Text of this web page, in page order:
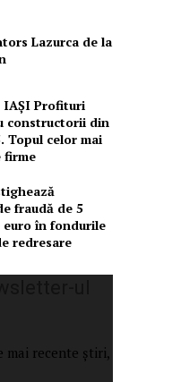
Lazurca de la
IAȘI Profituri
constructorii din
Topul celor mai
firme
fraudă de 5
euro în fondurile
redresare
mai recente știri,